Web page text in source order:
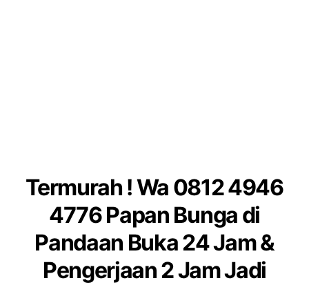
Termurah ! Wa 0812 4946
4776 Papan Bunga di
Pandaan Buka 24 Jam &
Pengerjaan 2 Jam Jadi